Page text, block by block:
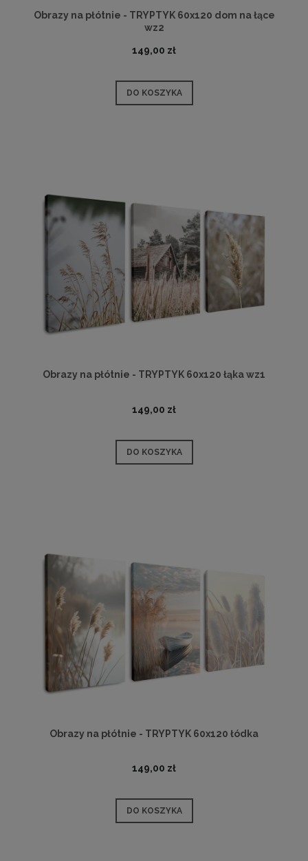
Obrazy na płótnie - TRYPTYK 60x120 dom na łące
wz2
149,00 zł
DO KOSZYKA
Obrazy na płótnie - TRYPTYK 60x120 łąka wz1
149,00 zł
DO KOSZYKA
Obrazy na płótnie - TRYPTYK 60x120 łódka
149,00 zł
DO KOSZYKA